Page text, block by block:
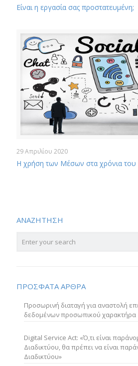
Είναι η εργασία σας προστατευμένη;
29 Απριλίου 2020
Η χρήση των Μέσων στα χρόνια του
ΑΝΑΖΗΤΗΣΗ
ΠΡΟΣΦΑΤΑ ΑΡΘΡΑ
Προσωρινή διαταγή για αναστολή
δεδομένων προσωπικού χαρακτήρα
Digital Service Act: «Ό,τι είναι
Διαδικτύου, θα πρέπει να είναι
Διαδικτύου»